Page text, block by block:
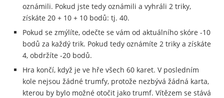
oznámili. Pokud jste tedy oznámili a vyhráli 2 triky,
získáte 20 + 10 + 10 bodů: tj. 40.
Pokud se zmýlíte, odečte se vám od aktuálního skóre -10
bodů za každý trik. Pokud tedy oznámíte 2 triky a získáte
4, obdržíte -20 bodů.
Hra končí, když je ve hře všech 60 karet. V posledním
kole nejsou žádné trumfy, protože nezbývá žádná karta,
kterou by bylo možné otočit jako trumf. Vítězem se stává